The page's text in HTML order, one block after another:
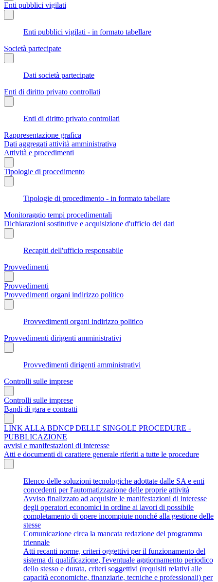
Enti pubblici vigilati
Enti pubblici vigilati - in formato tabellare
Società partecipate
Dati società partecipate
Enti di diritto privato controllati
Enti di diritto privato controllati
Rappresentazione grafica
Dati aggregati attività amministrativa
Attività e procedimenti
Tipologie di procedimento
Tipologie di procedimento - in formato tabellare
Monitoraggio tempi procedimentali
Dichiarazioni sostitutive e acquisizione d'ufficio dei dati
Recapiti dell'ufficio responsabile
Provvedimenti
Provvedimenti
Provvedimenti organi indirizzo politico
Provvedimenti organi indirizzo politico
Provvedimenti dirigenti amministrativi
Provvedimenti dirigenti amministrativi
Controlli sulle imprese
Controlli sulle imprese
Bandi di gara e contratti
LINK ALLA BDNCP DELLE SINGOLE PROCEDURE -
PUBBLICAZIONE
avvisi e manifestazioni di interesse
Atti e documenti di carattere generale riferiti a tutte le procedure
Elenco delle soluzioni tecnologiche adottate dalle SA e enti
concedenti per l'automatizzazione delle proprie attività
Avviso finalizzato ad acquisire le manifestazioni di interesse
degli operatori economici in ordine ai lavori di possibile
completamento di opere incompiute nonché alla gestione delle
stesse
Comunicazione circa la mancata redazione del programma
triennale
Atti recanti norme, criteri oggettivi per il funzionamento del
sistema di qualificazione, l'eventuale aggiornamento periodico
dello stesso e durata, criteri soggettivi (requisiti relativi alle
capacità economiche, finanziarie, tecniche e professionali) per